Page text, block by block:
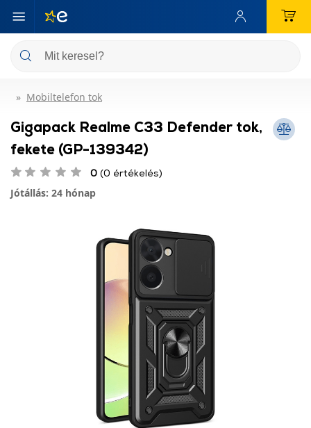
Mobiltelefon tok
Gigapack Realme C33 Defender tok,
fekete (GP-139342)
0 (0 értékelés)
Jótállás: 24 hónap